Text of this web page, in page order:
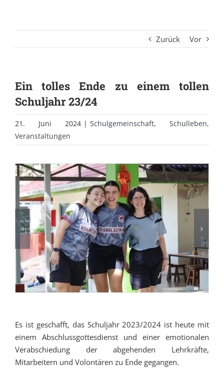
Zurück Vor
Ein tolles Ende zu einem tollen
Schuljahr 23/24
21. Juni 2024 | Schulgemeinschaft, Schulleben,
Veranstaltungen
Es ist geschafft, das Schuljahr 2023/2024 ist heute mit
einem Abschlussgottesdienst und einer emotionalen
Verabschiedung der abgehenden Lehrkräfte,
Mitarbeitern und Volontären zu Ende gegangen.